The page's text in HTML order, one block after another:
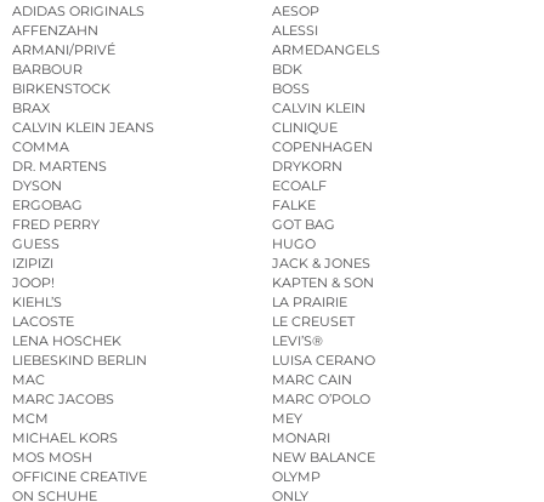
ADIDAS ORIGINALS
AESOP
AFFENZAHN
ALESSI
ARMANI/PRIVÉ
ARMEDANGELS
BARBOUR
BDK
BIRKENSTOCK
BOSS
BRAX
CALVIN KLEIN
CALVIN KLEIN JEANS
CLINIQUE
COMMA
COPENHAGEN
DR. MARTENS
DRYKORN
DYSON
ECOALF
ERGOBAG
FALKE
FRED PERRY
GOT BAG
GUESS
HUGO
IZIPIZI
JACK & JONES
JOOP!
KAPTEN & SON
KIEHL’S
LA PRAIRIE
LACOSTE
LE CREUSET
LENA HOSCHEK
LEVI’S®
LIEBESKIND BERLIN
LUISA CERANO
MAC
MARC CAIN
MARC JACOBS
MARC O’POLO
MCM
MEY
MICHAEL KORS
MONARI
MOS MOSH
NEW BALANCE
OFFICINE CREATIVE
OLYMP
ON SCHUHE
ONLY